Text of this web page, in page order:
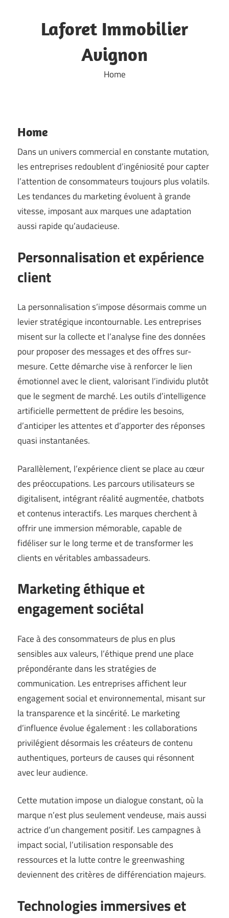
contentLaforet Immobilier
Avignon
Home
Home
Dans un univers commercial en constante mutation,
les entreprises redoublent d’ingéniosité pour capter
l’attention de consommateurs toujours plus volatils.
Les tendances du marketing évoluent à grande
vitesse, imposant aux marques une adaptation
aussi rapide qu’audacieuse.
Personnalisation et expérience
client
La personnalisation s’impose désormais comme un
levier stratégique incontournable. Les entreprises
misent sur la collecte et l’analyse fine des données
pour proposer des messages et des offres sur-
mesure. Cette démarche vise à renforcer le lien
émotionnel avec le client, valorisant l’individu plutôt
que le segment de marché. Les outils d’intelligence
artificielle permettent de prédire les besoins,
d’anticiper les attentes et d’apporter des réponses
quasi instantanées.
Parallèlement, l’expérience client se place au cœur
des préoccupations. Les parcours utilisateurs se
digitalisent, intégrant réalité augmentée, chatbots
et contenus interactifs. Les marques cherchent à
offrir une immersion mémorable, capable de
fidéliser sur le long terme et de transformer les
clients en véritables ambassadeurs.
Marketing éthique et
engagement sociétal
Face à des consommateurs de plus en plus
sensibles aux valeurs, l’éthique prend une place
prépondérante dans les stratégies de
communication. Les entreprises affichent leur
engagement social et environnemental, misant sur
la transparence et la sincérité. Le marketing
d’influence évolue également : les collaborations
privilégient désormais les créateurs de contenu
authentiques, porteurs de causes qui résonnent
avec leur audience.
Cette mutation impose un dialogue constant, où la
marque n’est plus seulement vendeuse, mais aussi
actrice d’un changement positif. Les campagnes à
impact social, l’utilisation responsable des
ressources et la lutte contre le greenwashing
deviennent des critères de différenciation majeurs.
Technologies immersives et